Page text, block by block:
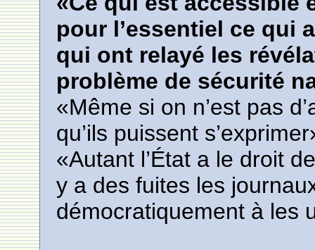
pour l’essentiel ce qui
qui ont relayé les
problème de sécurité
«Même si on n’est pas
qu’ils puissent
«Autant l’État a le droit
y a des fuites les
démocratiquement à les